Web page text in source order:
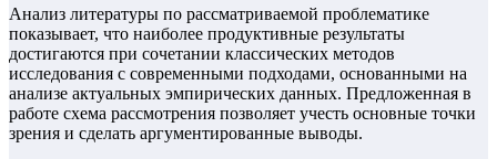
Анализ литературы по рассматриваемой проблематике
показывает, что наиболее продуктивные результаты
достигаются при сочетании классических методов
исследования с современными подходами, основанными на
анализе актуальных эмпирических данных. Предложенная в
работе схема рассмотрения позволяет учесть основные точки
зрения и сделать аргументированные выводы.